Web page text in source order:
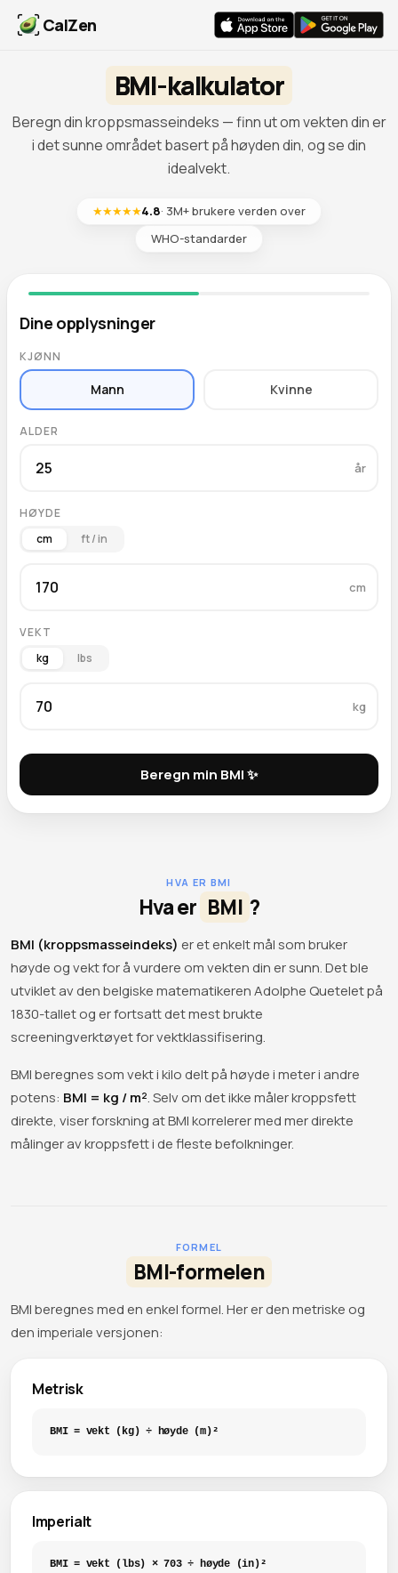
CalZen
BMI-kalkulator
Beregn din kroppsmasseindeks — finn ut om vekten din er
i det sunne området basert på høyden din, og se din
idealvekt.
★★★★★4.8· 3M+ brukere verden over
WHO-standarder
Dine opplysninger
KJØNN
Mann Kvinne
ALDER
år
HØYDE
cm
ft / in
cm
VEKT
kg
lbs
kg
Beregn min BMI ✨
HVA ER BMI
Hva er BMI ?
BMI (kroppsmasseindeks) er et enkelt mål som bruker
høyde og vekt for å vurdere om vekten din er sunn. Det ble
utviklet av den belgiske matematikeren Adolphe Quetelet på
1830-tallet og er fortsatt det mest brukte
screeningverktøyet for vektklassifisering.
BMI beregnes som vekt i kilo delt på høyde i meter i andre
potens: BMI = kg / m². Selv om det ikke måler kroppsfett
direkte, viser forskning at BMI korrelerer med mer direkte
målinger av kroppsfett i de fleste befolkninger.
FORMEL
BMI-formelen
BMI beregnes med en enkel formel. Her er den metriske og
den imperiale versjonen:
Metrisk
BMI = vekt (kg) ÷ høyde (m)²
Imperialt
BMI = vekt (lbs) × 703 ÷ høyde (in)²